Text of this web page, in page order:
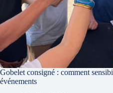
Gobelet consigné : comment
événements